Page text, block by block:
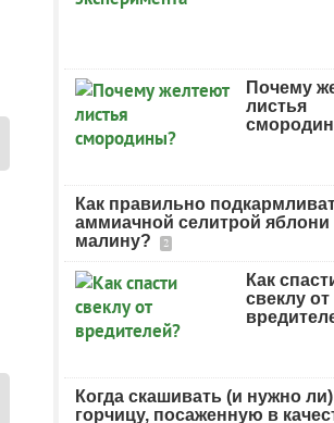
Почему
листья
Как правильно
аммиачной селитрой яблони
малину?
2
Как
свеклу от
Когда скашивать (и нужно ли)
горчицу, посаженную в